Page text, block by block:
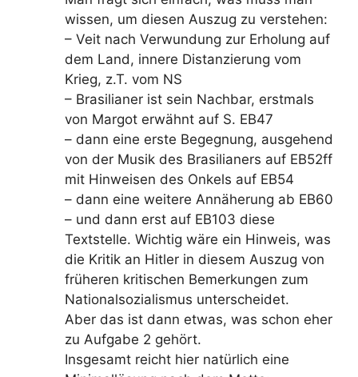
wissen, um diesen Auszug zu verstehen:
– Veit nach Verwundung zur Erholung auf
dem Land, innere Distanzierung vom
Krieg, z.T. vom NS
– Brasilianer ist sein Nachbar, erstmals
von Margot erwähnt auf S. EB47
– dann eine erste Begegnung, ausgehend
von der Musik des Brasilianers auf EB52ff
mit Hinweisen des Onkels auf EB54
– dann eine weitere Annäherung ab EB60
– und dann erst auf EB103 diese
Textstelle. Wichtig wäre ein Hinweis, was
die Kritik an Hitler in diesem Auszug von
früheren kritischen Bemerkungen zum
Nationalsozialismus unterscheidet.
Aber das ist dann etwas, was schon eher
zu Aufgabe 2 gehört.
Insgesamt reicht hier natürlich eine